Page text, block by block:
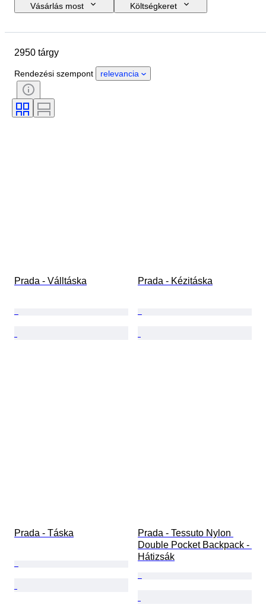
Vásárlás most
Költségkeret
Tárgy
Nem
Tanúsítvány
Szín
Tartozékok mellékelve
Ráírt méret
2950 tárgy
Rendezési szempont relevancia
Prada - Válltáska Prada - Kézitáska
Prada - Táska
Prada - Tessuto Nylon
Double Pocket Backpack -
Hátizsák